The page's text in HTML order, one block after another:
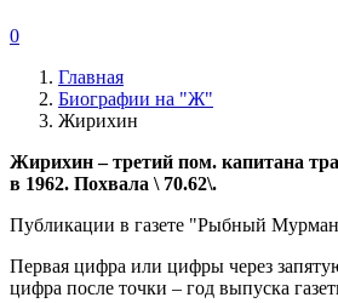
0
Главная
Биографии на "Ж"
Жирихин
Жирихин – третий пом. капитана
в 1962. Похвала \ 70.62\.
Публикации в газете "Рыбный
Первая цифра или цифры через
цифра после точки – год выпуска